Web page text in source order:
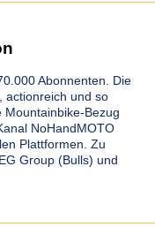
Abonnenten. Die
actionreich und so
Bezug
NoHandMOTO
Plattformen. Zu
Group (Bulls) und